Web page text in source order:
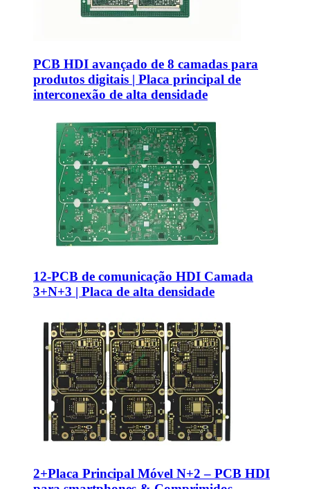
PCB HDI avançado de 8 camadas para
produtos digitais | Placa principal de
interconexão de alta densidade
12-PCB de comunicação HDI Camada
3+N+3 | Placa de alta densidade
2+Placa Principal Móvel N+2 – PCB HDI